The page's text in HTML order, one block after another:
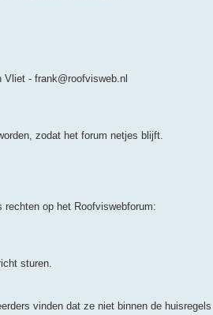
- frank@roofvisweb.nl
zodat het forum netjes blijft.
rechten op het Roofviswebforum:
sturen.
vinden dat ze niet binnen de huisregels